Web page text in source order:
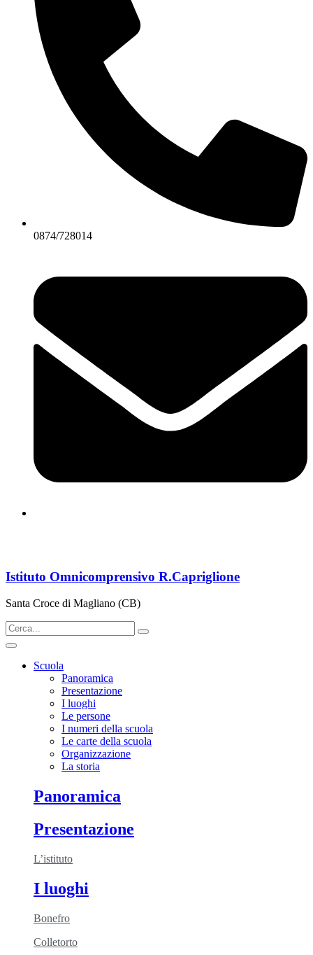
0874/728014
Istituto Omnicomprensivo R.Capriglione
Santa Croce di Magliano (CB)
Scuola
Panoramica
Presentazione
I luoghi
Le persone
I numeri della scuola
Le carte della scuola
Organizzazione
La storia
Panoramica
Presentazione
L’istituto
I luoghi
Bonefro
Colletorto